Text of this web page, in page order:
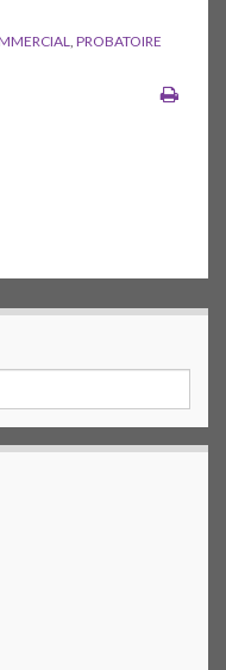
, PROBATOIRE